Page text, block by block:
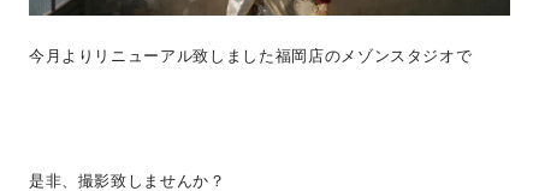
今月よりリニューアル致しました福岡店のメゾンスタジオで
是非、撮影致しませんか？